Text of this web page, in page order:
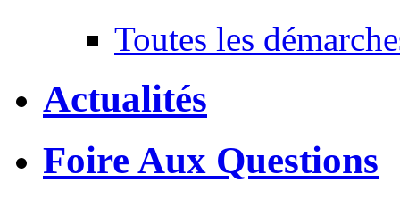
Toutes les
Actualités
Foire Aux Questions